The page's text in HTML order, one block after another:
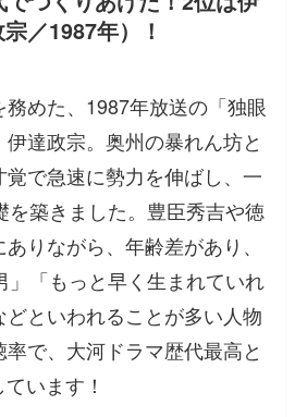
／1987年）！
めた、1987年放送の「独眼
達政宗。奥州の暴れん坊と
で急速に勢力を伸ばし、一
を築きました。豊臣秀吉や徳
りながら、年齢差があり、
」「もっと早く生まれていれ
といわれることが多い人物
で、大河ドラマ歴代最高と
います！